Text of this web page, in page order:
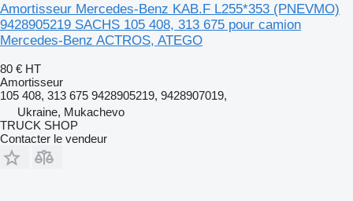
Amortisseur Mercedes-Benz KAB.F L255*353 (PNEVMO)
9428905219 SACHS 105 408, 313 675 pour camion
Mercedes-Benz ACTROS, ATEGO
80 € HT
Amortisseur
105 408, 313 675 9428905219, 9428907019,
Ukraine, Mukachevo
TRUCK SHOP
Contacter le vendeur